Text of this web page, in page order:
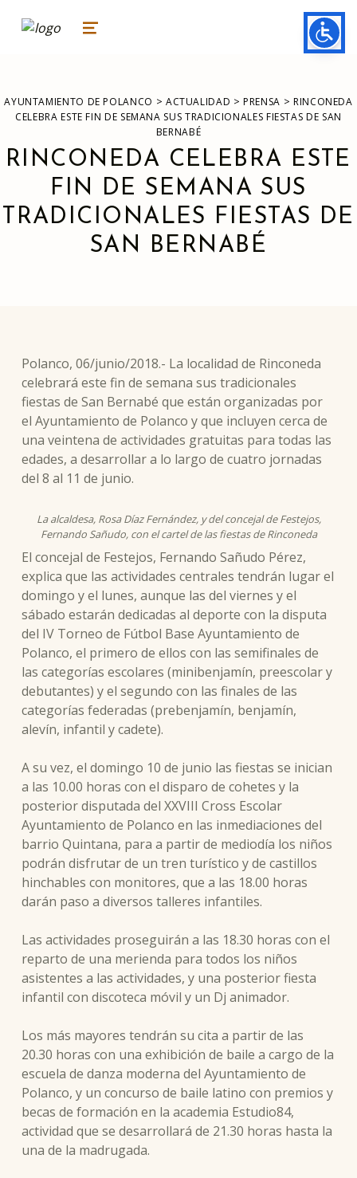
ayuntamiento de polanco
AYUNTAMIENTO DE POLANCO MENU
AYUNTAMIENTO DE POLANCO > ACTUALIDAD >PRENSA > RINCONEDA
CELEBRA ESTE FIN DE SEMANA SUS TRADICIONALES FIESTAS DE SAN
BERNABÉ
RINCONEDA CELEBRA ESTE
FIN DE SEMANA SUS
TRADICIONALES FIESTAS DE
SAN BERNABÉ
Polanco, 06/junio/2018.- La localidad de Rinconeda
celebrará este fin de semana sus tradicionales
fiestas de San Bernabé que están organizadas por
el Ayuntamiento de Polanco y que incluyen cerca de
una veintena de actividades gratuitas para todas las
edades, a desarrollar a lo largo de cuatro jornadas
del 8 al 11 de junio.
La alcaldesa, Rosa Díaz Fernández, y del concejal de Festejos,
Fernando Sañudo, con el cartel de las fiestas de Rinconeda
El concejal de Festejos, Fernando Sañudo Pérez,
explica que las actividades centrales tendrán lugar el
domingo y el lunes, aunque las del viernes y el
sábado estarán dedicadas al deporte con la disputa
del IV Torneo de Fútbol Base Ayuntamiento de
Polanco, el primero de ellos con las semifinales de
las categorías escolares (minibenjamín, preescolar y
debutantes) y el segundo con las finales de las
categorías federadas (prebenjamín, benjamín,
alevín, infantil y cadete).
A su vez, el domingo 10 de junio las fiestas se inician
a las 10.00 horas con el disparo de cohetes y la
posterior disputada del XXVIII Cross Escolar
Ayuntamiento de Polanco en las inmediaciones del
barrio Quintana, para a partir de mediodía los niños
podrán disfrutar de un tren turístico y de castillos
hinchables con monitores, que a las 18.00 horas
darán paso a diversos talleres infantiles.
Las actividades proseguirán a las 18.30 horas con el
reparto de una merienda para todos los niños
asistentes a las actividades, y una posterior fiesta
infantil con discoteca móvil y un Dj animador.
Los más mayores tendrán su cita a partir de las
20.30 horas con una exhibición de baile a cargo de la
escuela de danza moderna del Ayuntamiento de
Polanco, y un concurso de baile latino con premios y
becas de formación en la academia Estudio84,
actividad que se desarrollará de 21.30 horas hasta la
una de la madrugada.